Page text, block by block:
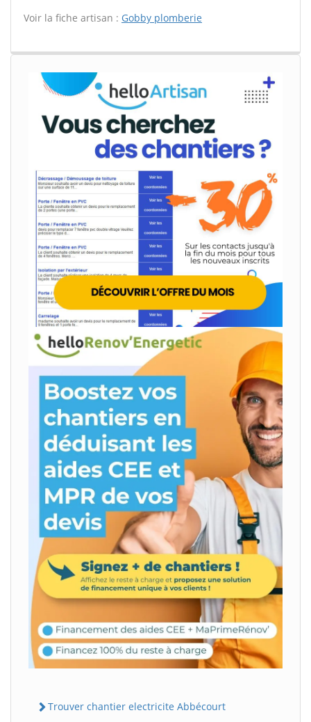
Voir la fiche artisan : Gobby plomberie
Trouver chantier electricite Abbécourt